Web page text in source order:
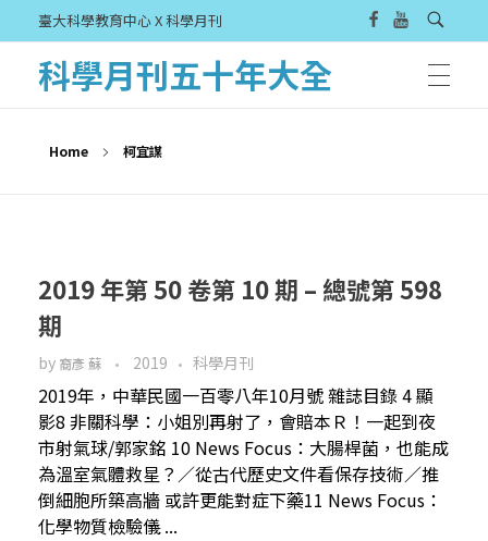
臺大科學教育中心 X 科學月刊
科學月刊五十年大全
Home 柯宜謀
2019 年第 50 卷第 10 期 – 總號第 598
期
by 裔彥 蘇 2019 科學月刊
2019年，中華民國一百零八年10月號 雜誌目錄 4 顯
影8 非關科學：小姐別再射了，會賠本Ｒ！一起到夜
市射氣球/郭家銘 10 News Focus：大腸桿菌，也能成
為溫室氣體救星？／從古代歷史文件看保存技術／推
倒細胞所築高牆 或許更能對症下藥11 News Focus：
化學物質檢驗儀 ...